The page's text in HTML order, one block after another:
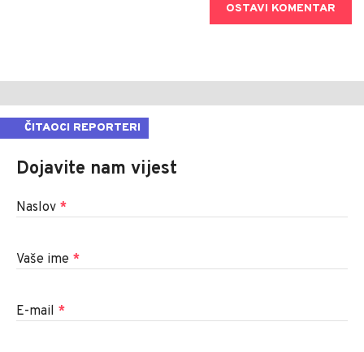
OSTAVI KOMENTAR
ČITAOCI REPORTERI
Dojavite nam vijest
Naslov *
Vaše ime *
E-mail *